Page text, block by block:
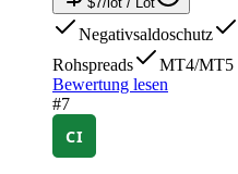
Negativsaldoschutz
Rohspreads
MT4/MT5
Bewertung lesen
#7